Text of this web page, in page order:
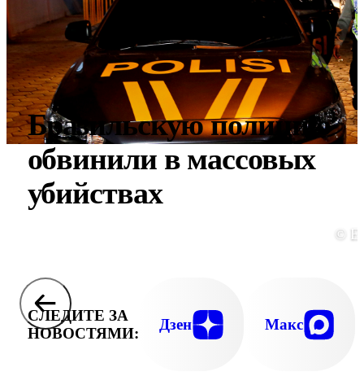
Бразильскую полицию
обвинили в массовых
убийствах
©
СЛЕДИТЕ ЗА
НОВОСТЯМИ:
Дзен Макс